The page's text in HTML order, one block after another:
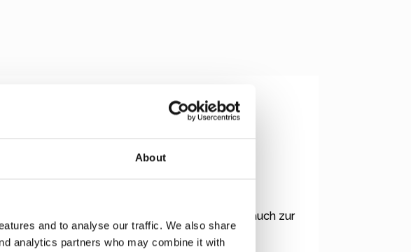
About
and to analyse our traffic. We also share
analytics partners who may combine it with
es nun auch stylische Mützen.
nur optisch zu jedem Kleidungsstück sondern auch zur